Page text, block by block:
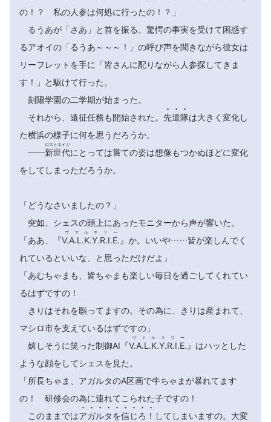
の！？ 私の人参は何処に行ったの！？」
るうあが「さあ」と首を振る。驚愕の事実を受けて困惑す
るアオイの「るうあ～～～！」の呼び声を聞きながら彼女は
リーフレットを手に「皆さんに配りながら人参探してきま
す！」と駆けて行った。
刻陽学園の二学期が始まった。
それから、遠征任務も開始された。 先

遣

隊

は大きく変化し
た横浜の様子に何を思うだろうか。
――新世代
ロストエイジ
にとっては嘗ての姿は想像もつかぬほどに変化
をしてしまっただろうか。
「どうなさいましたの？」
突如、シェスの頭上にあったモニターから声が響いた。
「ああ、『V.A.L.K.Y.R.I.E.
ヴァルキリー
』か。いいや……皆が楽しんでく
れているといいな、と思っただけだよ」
「あむちゃまも、皆ちゃまも楽しい毎日を過ごしてくれてい
るはずですの！
きりはそれを願ってますの。その為に、きりは産まれて、
マシロ市を支えているはずですの」
嬉しそうに笑った制御AI『V.A.L.K.Y.R.I.E.
ヴァルキリー
』はハッとした
ような顔をしてシェスを見た。
「所長ちゃま、アガルタのA区画で牛ちゃまが暴れてます
の！ 研修会の為に連れてこられた子ですの！
このままではア

ガ

ル

タ

を

信

じ

ろ

！

してしまいますの。大変